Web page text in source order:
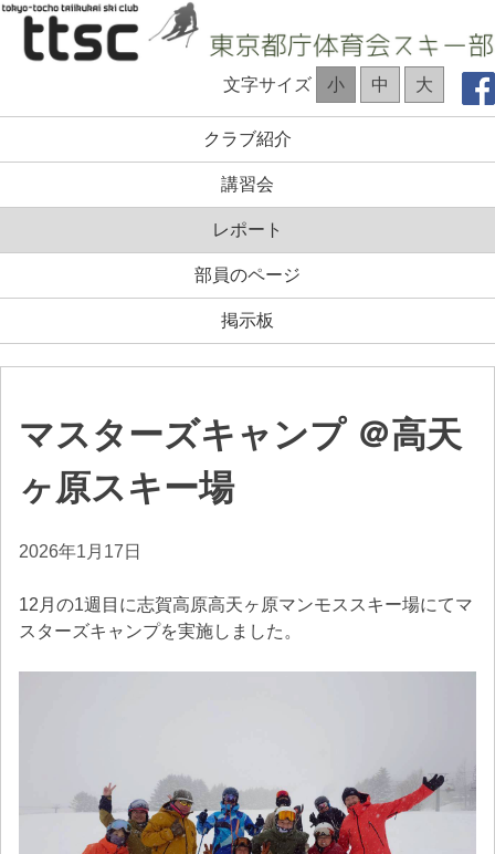
コ
ツ
プ
文字サイズ 小 中 大
クラブ紹介
講習会
レポート
部員のページ
掲示板
マスターズキャンプ ＠高天
ヶ原スキー場
2026年1月17日
12月の1週目に志賀高原高天ヶ原マンモススキー場にてマ
スターズキャンプを実施しました。